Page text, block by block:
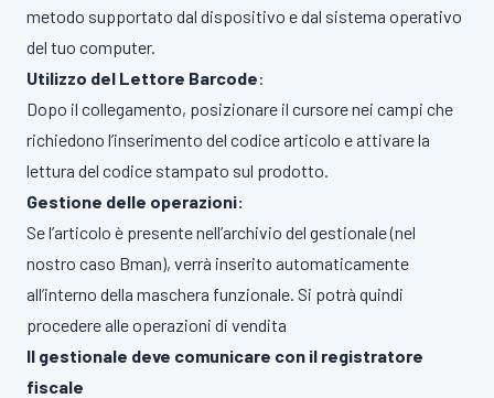
metodo supportato dal dispositivo e dal sistema operativo
del tuo computer.
Utilizzo del Lettore Barcode:
Dopo il collegamento, posizionare il cursore nei campi che
richiedono l’inserimento del codice articolo e attivare la
lettura del codice stampato sul prodotto.
Gestione delle operazioni:
Se l’articolo è presente nell’archivio del gestionale (nel
nostro caso Bman), verrà inserito automaticamente
all’interno della maschera funzionale. Si potrà quindi
procedere alle operazioni di vendita
Il gestionale deve comunicare con il registratore
fiscale